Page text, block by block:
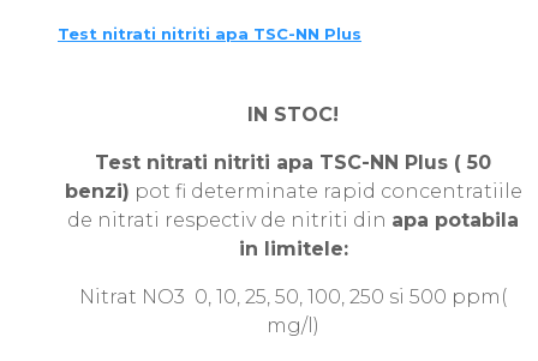
Test nitrati nitriti apa TSC-NN Plus
IN STOC!
Test nitrati nitriti apa TSC-NN Plus ( 50
benzi) pot fi determinate rapid concentratiile
de nitrati respectiv de nitriti din apa potabila
in limitele:
Nitrat NO3 0, 10, 25, 50, 100, 250 si 500 ppm(
mg/l)